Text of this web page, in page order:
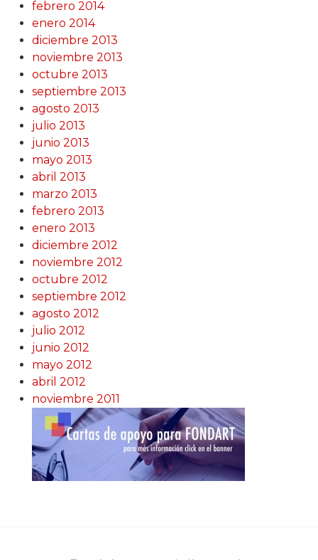
febrero 2014
enero 2014
diciembre 2013
noviembre 2013
octubre 2013
septiembre 2013
agosto 2013
julio 2013
junio 2013
mayo 2013
abril 2013
marzo 2013
febrero 2013
enero 2013
diciembre 2012
noviembre 2012
octubre 2012
septiembre 2012
agosto 2012
julio 2012
junio 2012
mayo 2012
abril 2012
noviembre 2011